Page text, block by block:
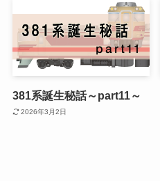
381系誕生秘話～part11～
2026年3月2日